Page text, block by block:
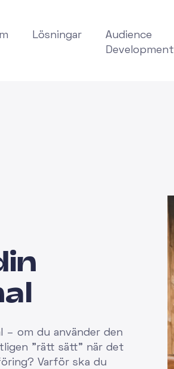
Lösningar
Audience
Development
– om du använder den
"rätt sätt" när det
Varför ska du